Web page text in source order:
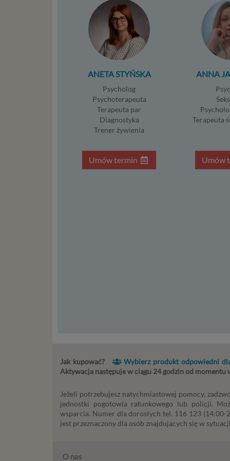
ANETA STYŃSKA
Psycholog
Psychoterapeuta
Terapeuta par
Diagnostyka
Trener żywienia
Umów termin
ANNA
Terapeuta
Umów
Jak kupować? Wybierz produkt odpowiedni
Aktywacja następuje w ciągu 24 godzin od momentu
Jeżeli potrzebujesz natychmiastowej pomocy,
jednostki pogotowia ratunkowego lub policji.
wsparcia. Numer dla dorosłych tel. 116 123 (14:00-
jest przeznaczony dla osób znajdujących się w
O nas
kilka
w
Twoje
do